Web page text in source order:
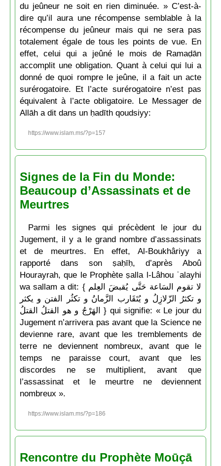
du jeûneur ne soit en rien diminuée. » C’est-à-
dire qu’il aura une récompense semblable à la
récompense du jeûneur mais qui ne sera pas
totalement égale de tous les points de vue. En
effet, celui qui a jeûné le mois de Ramaḍān
accomplit une obligation. Quant à celui qui lui a
donné de quoi rompre le jeûne, il a fait un acte
surérogatoire. Et l’acte surérogatoire n’est pas
équivalent à l’acte obligatoire. Le Messager de
Allāh a dit dans un ḥadīth qoudsiyy:
https://www.islam.ms/?p=157
Signes de la Fin du Monde:
Beaucoup d’Assassinats et de
Meurtres
Parmi les signes qui précèdent le jour du
Jugement, il y a le grand nombre d’assassinats
et de meurtres. En effet, Al-Boukhâriyy a
rapporté dans son ṣaḥīḥ, d’après Aboû
Hourayrah, que le Prophète ṣalla l-Lâhou ʿalayhi
wa sallam a dit: { لا تقوم السَاعة حَتَّى يُقبضَ العِلم
و تكثرُ الزّلازِلُ و يُتَقَارب الزَّمانُ و تكثُر الفتن و يكثر
الهَرْجُ و هو القتلُ القتلُ } qui signifie: « Le jour du
Jugement n’arrivera pas avant que la Science ne
devienne rare, avant que les tremblements de
terre ne deviennent nombreux, avant que le
temps ne paraisse court, avant que les
discordes ne se multiplient, avant que
l’assassinat et le meurtre ne deviennent
nombreux ».
https://www.islam.ms/?p=186
Rencontre du Prophète Moūçā